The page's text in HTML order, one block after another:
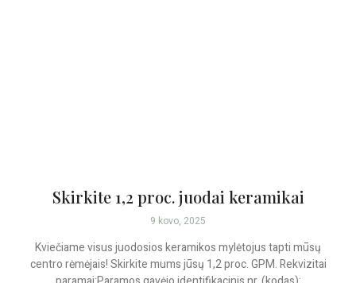
Skirkite 1,2 proc. juodai keramikai
9 kovo, 2025
Kviečiame visus juodosios keramikos mylėtojus tapti mūsų
centro rėmėjais! Skirkite mums jūsų 1,2 proc. GPM. Rekvizitai